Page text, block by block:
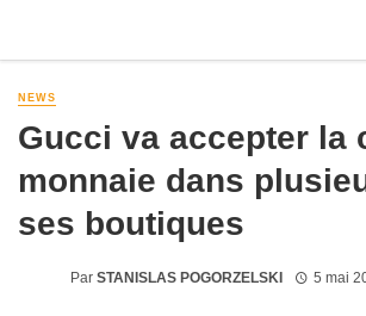
NEWS
Gucci va accepter la
monnaie dans
ses boutiques
Par STANISLAS POGORZELSKI 5 mai